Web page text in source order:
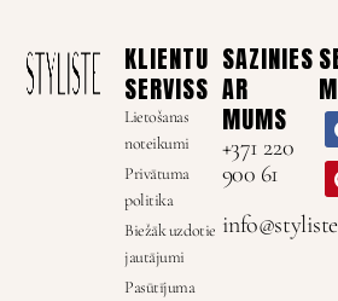
KLIENTU
SERVISS
Lietošanas
noteikumi
Privātuma
politika
Biežāk uzdotie
jautājumi
Pasūtījuma
SAZINIES
AR
MUMS
+371 220
900 61